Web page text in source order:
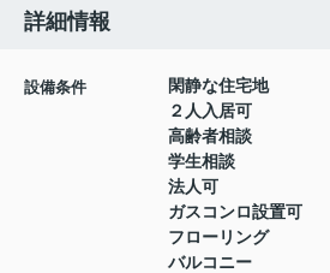
詳細情報
設備条件
閑静な住宅地
２人入居可
高齢者相談
学生相談
法人可
ガスコンロ設置可
フローリング
バルコニー